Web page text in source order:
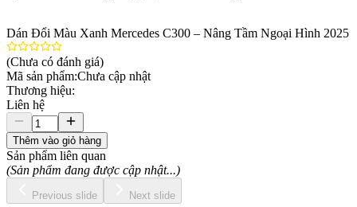
Dán Đổi Màu Xanh Mercedes C300 – Nâng Tầm Ngoại Hình 2025
(Chưa có đánh giá)
Mã sản phẩm:Chưa cập nhật
Thương hiệu:
Liên hệ
Thêm vào giỏ hàng
Sản phẩm liên quan
(Sản phẩm đang được cập nhật...)
Previous slide Next slide